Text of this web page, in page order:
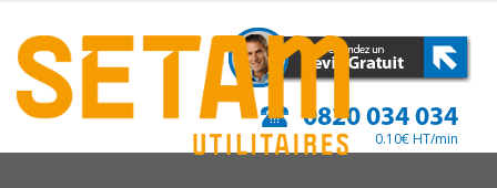
0820 034 034
0.10€ HT/min